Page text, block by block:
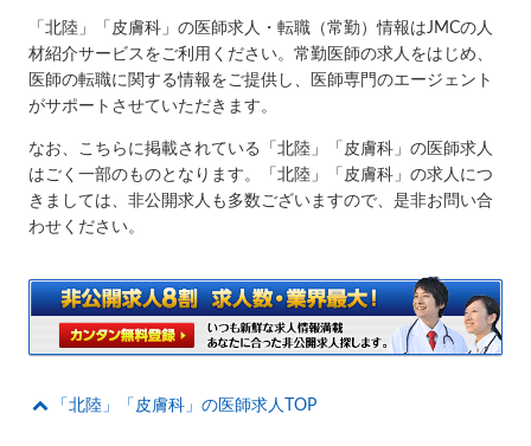
「北陸」「皮膚科」の医師求人・転職（常勤）情報はJMCの人
材紹介サービスをご利用ください。常勤医師の求人をはじめ、
医師の転職に関する情報をご提供し、医師専門のエージェント
がサポートさせていただきます。
なお、こちらに掲載されている「北陸」「皮膚科」の医師求人
はごく一部のものとなります。「北陸」「皮膚科」の求人につ
きましては、非公開求人も多数ございますので、是非お問い合
わせください。
「北陸」「皮膚科」の医師求人TOP